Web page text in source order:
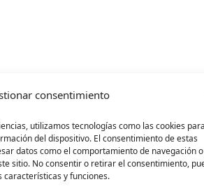
consentimiento
utilizamos tecnologías como las cookies para
del dispositivo. El consentimiento de estas
datos como el comportamiento de navegación o
sitio. No consentir o retirar el consentimiento,
y funciones.
campos obligatorios están